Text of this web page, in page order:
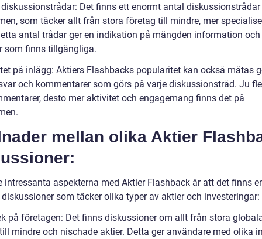
Det finns ett enormt antal
som täcker allt från stora företag till mindre, mer
antal trådar ger en indikation på mängden information och
som finns tillgängliga.
på inlägg: Aktiers Flashbacks popularitet kan också mätas
och kommentarer som görs på varje diskussionstråd. Ju
desto mer aktivitet och engagemang finns det på
mellan olika Aktier
intressanta aspekterna med Aktier Flashback är att det finns
som täcker olika typer av aktier och investeringar:
på företagen: Det finns diskussioner om allt från stora
mindre och nischade aktier. Detta ger användare med olika